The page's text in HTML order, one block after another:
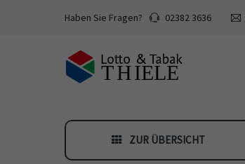
Haben Sie Fragen? 02382 3636
ZUR ÜBERSICHT